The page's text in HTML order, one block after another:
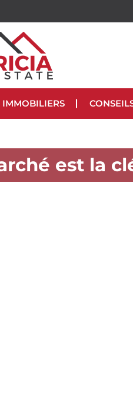
IMMOBILIERS
est la